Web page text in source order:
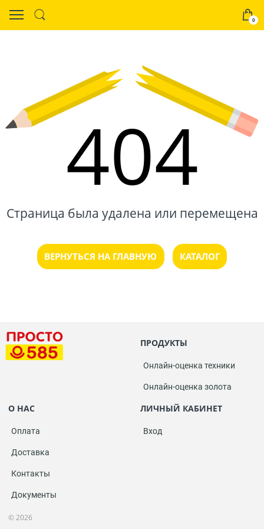
0
404
Страница была удалена или перемещена
ВЕРНУТЬСЯ НА ГЛАВНУЮ КАТАЛОГ
ПРОДУКТЫ
Онлайн-оценка техники
Онлайн-оценка золота
О НАС
Оплата
Доставка
Контакты
Документы
ЛИЧНЫЙ КАБИНЕТ
Вход
© 2026